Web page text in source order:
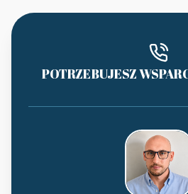
POTRZEBUJESZ